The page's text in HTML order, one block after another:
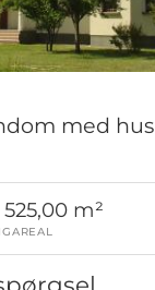
med
525,00 m²